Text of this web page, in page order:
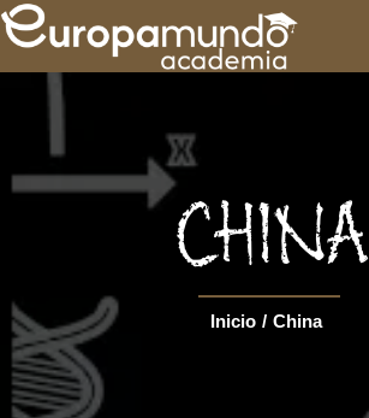
ROTEIROS
CHINA
Inicio / China